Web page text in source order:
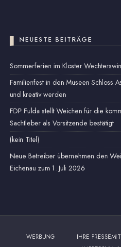
NEUESTE BEITRÄGE
Sommerferien im Kloster
Familienfest in den Museen Schloss
und kreativ werden
FDP Fulda stellt Weichen für die
Sachtleber als Vorsitzende bestätigt
(kein Titel)
Neue Betreiber übernehmen den
Eichenau zum 1. Juli 2026
WERBUNG IHRE